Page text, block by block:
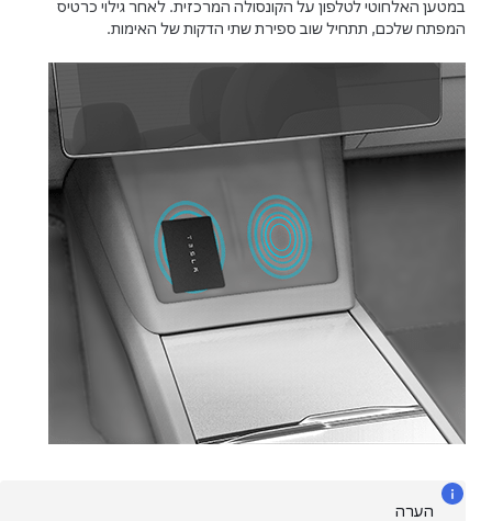
במטען האלחוטי לטלפון על הקונסולה המרכזית. לאחר גילוי כרטיס
המפתח שלכם, תתחיל שוב ספירת שתי הדקות של האימות.
הערה